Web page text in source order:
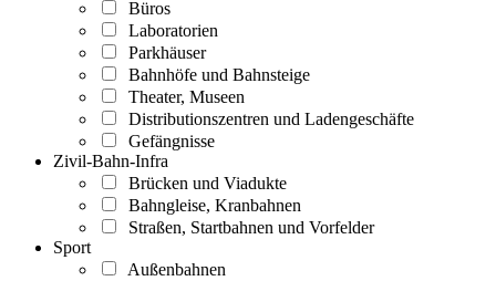
Büros
Laboratorien
Parkhäuser
Bahnhöfe und Bahnsteige
Theater, Museen
Distributionszentren und Ladengeschäfte
Gefängnisse
Zivil-Bahn-Infra
Brücken und Viadukte
Bahngleise, Kranbahnen
Straßen, Startbahnen und Vorfelder
Sport
Außenbahnen